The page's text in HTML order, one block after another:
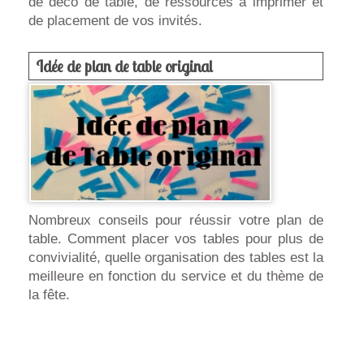
de placement de vos invités.
Idée de plan de table original
Nombreux conseils pour réussir votre plan de
table. Comment placer vos tables pour plus de
convivialité, quelle organisation des tables est la
meilleure en fonction du service et du thème de
la fête.